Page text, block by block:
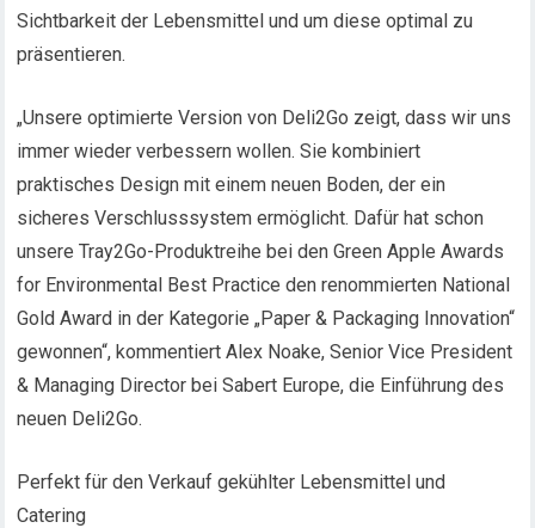
Sichtbarkeit der Lebensmittel und um diese optimal zu
präsentieren.
„Unsere optimierte Version von Deli2Go zeigt, dass wir uns
immer wieder verbessern wollen. Sie kombiniert
praktisches Design mit einem neuen Boden, der ein
sicheres Verschlusssystem ermöglicht. Dafür hat schon
unsere Tray2Go-Produktreihe bei den Green Apple Awards
for Environmental Best Practice den renommierten National
Gold Award in der Kategorie „Paper & Packaging Innovation“
gewonnen“, kommentiert Alex Noake, Senior Vice President
& Managing Director bei Sabert Europe, die Einführung des
neuen Deli2Go.
Perfekt für den Verkauf gekühlter Lebensmittel und
Catering